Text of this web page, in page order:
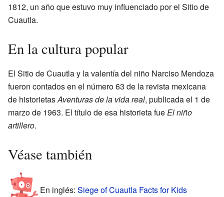
1812, un año que estuvo muy influenciado por el Sitio de
Cuautla.
En la cultura popular
El Sitio de Cuautla y la valentía del niño Narciso Mendoza
fueron contados en el número 63 de la revista mexicana
de historietasAventuras de la vida real, publicada el 1 de
marzo de 1963. El título de esa historieta fue El niño
artillero.
Véase también
En inglés: Siege of Cuautla Facts for Kids